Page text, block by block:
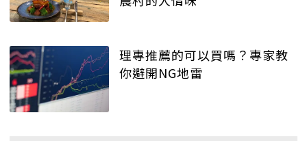
理專推薦的可以買嗎？專家教
你避開NG地雷